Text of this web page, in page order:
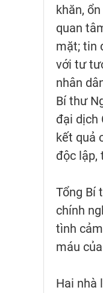
khăn,
quan
mặt; tin
với tư
nhân
Bí thư
đại dịch
kết quả
độc lập,
Tổng Bí
chính
tình
máu
Hai nhà